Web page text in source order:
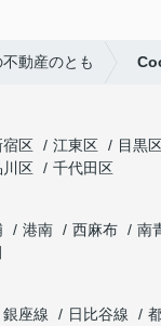
動産のとも
宿区 江東区 目黒
川区
千代田区
港南 西麻布 南
銀座線 日比谷線